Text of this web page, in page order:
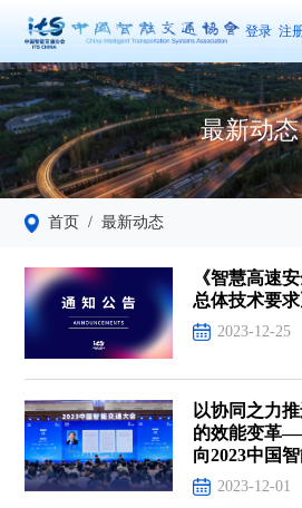
登录注
最新动态
首页 / 最新动态
《智慧高速
总体技术要
2023-12-25
以协同之力
的效能变革
向2023中国
2023-12-01